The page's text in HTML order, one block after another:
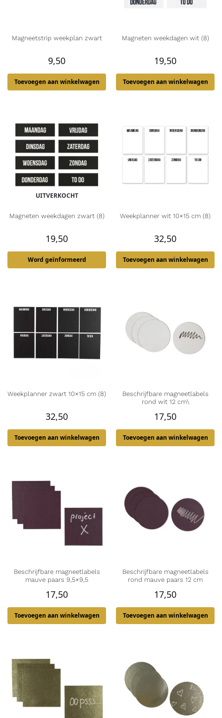
Magneetstrip weekplan zwart
9,50
Toevoegen aan winkelwagen
Magneten weekdagen wit (8)
19,50
Toevoegen aan winkelwagen
UITVERKOCHT
Magneten weekdagen zwart (8)
19,50
Word geïnformeerd
Weekplanner wit 10×15 cm (8)
32,50
Toevoegen aan winkelwagen
Weekplanner zwart 10×15 cm (8)
32,50
Toevoegen aan winkelwagen
Beschrijfbare magneetlabels
rond wit 12 cm\
17,50
Toevoegen aan winkelwagen
Beschrijfbare magneetlabels
mauve paars 9,5×9,5
17,50
Toevoegen aan winkelwagen
Beschrijfbare magneetlabels
rond mauve paars 12 cm
17,50
Toevoegen aan winkelwagen